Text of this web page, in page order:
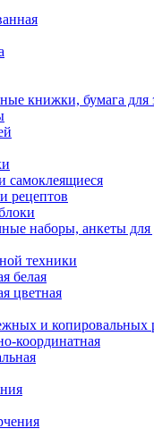
книжки, бумага для
самоклеящиеся
рецептов
наборы, анкеты
техники
белая
цветная
и копировальных
координатная